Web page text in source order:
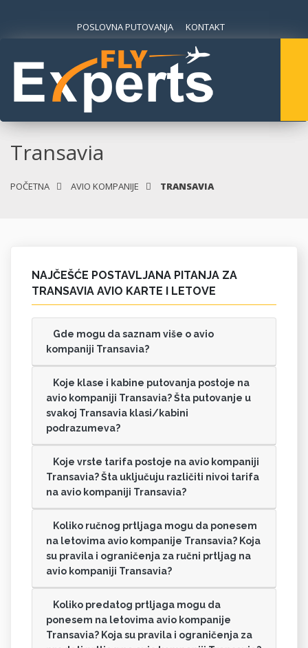
POSLOVNA PUTOVANJA KONTAKT
Transavia
POČETNA AVIO KOMPANIJE TRANSAVIA
NAJČEŠĆE POSTAVLJANA PITANJA ZA
TRANSAVIA AVIO KARTE I LETOVE
Gde mogu da saznam više o avio
kompaniji Transavia?
Koje klase i kabine putovanja postoje na
avio kompaniji Transavia? Šta putovanje u
svakoj Transavia klasi/kabini
podrazumeva?
Koje vrste tarifa postoje na avio kompaniji
Transavia? Šta uključuju različiti nivoi tarifa
na avio kompaniji Transavia?
Koliko ručnog prtljaga mogu da ponesem
na letovima avio kompanije Transavia? Koja
su pravila i ograničenja za ručni prtljag na
avio kompaniji Transavia?
Koliko predatog prtljaga mogu da
ponesem na letovima avio kompanije
Transavia? Koja su pravila i ograničenja za